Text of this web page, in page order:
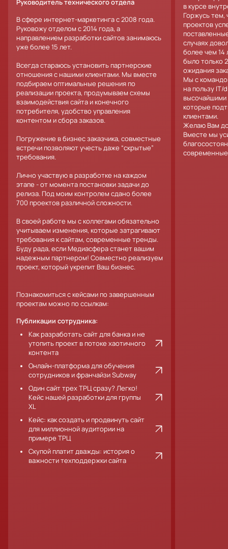
Руководитель технического отдела
В сфере интернет-маркетинга с 2008 года.
Руковожу отделом с 2014 года, а
направлением разработки сайтов занимаюсь
уже более 15 лет.
Всегда стараюсь установить партнерские
отношения с нашими клиентами. Мы вместе
подбираем оптимальные решения по
реализации проекта, продумываем схемы
взаимодействия сайта и конечного
потребителя, удобство управления
контентом и сбора заказов.
Погружение в бизнес заказчика, совместные
встречи позволяют учесть даже “скрытые”
требования.
Лично участвую в разработке на каждом
этапе - от момента постановки задачи до
релиза. Под моим контролем сдано более
700 проектов различной сложности.
В своей работе мы с коллегами обязательно
учитываем изменения, которые затрагивают
требования к сайтам, современные тренды.
Буду рада, если Медиасфера станет вашим
надежным партнером! Совместно реализуем
проект, который укрепит Ваш бизнес.
Познакомиться с кейсами по завершенным
проектам можно по ссылкам:
Публикации сотрудника:
Как разработать сайт для банка и не
утопить проект в потоке хаотичного
контента
Онлайн-платформа для обучения
сотрудников и франчайзи Subway
Один сайт трех ТРЦ сразу? Легко!
Кейс нашей разработки для группы
XL
Кейс: как создать и продвинуть сайт
для миллионной аудитории на
примере ТРЦ
Скупой платит дважды: история о
важности техподдержки сайта
в курсе
Горжусь тем,
проектов
случаях
более чем 14
было только
ожидания
Мы с
на пользу IT/
высочайшими
которые
клиентами.
Желаю Вам
Вместе мы